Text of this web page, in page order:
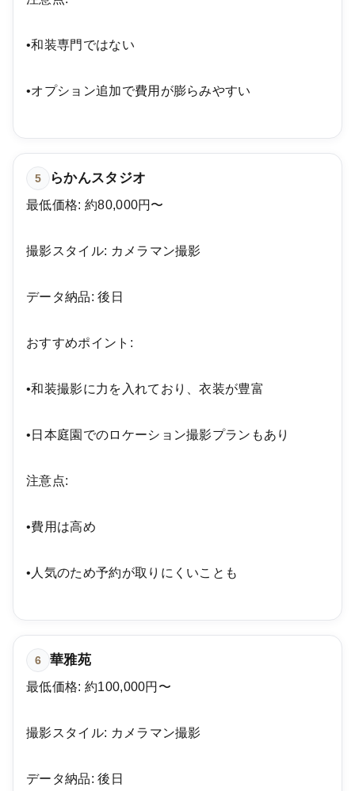
•和装専門ではない
•オプション追加で費用が膨らみやすい
5 らかんスタジオ
最低価格: 約80,000円〜
撮影スタイル: カメラマン撮影
データ納品: 後日
おすすめポイント:
•和装撮影に力を入れており、衣装が豊富
•日本庭園でのロケーション撮影プランもあり
注意点:
•費用は高め
•人気のため予約が取りにくいことも
6 華雅苑
最低価格: 約100,000円〜
撮影スタイル: カメラマン撮影
データ納品: 後日